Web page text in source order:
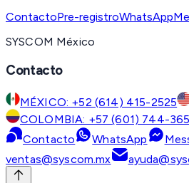
ContactoPre-registroWhatsApp
SYSCOM México
Contacto
MÉXICO: +52 (614) 415-2525
COLOMBIA: +57 (601) 744-
Contacto
WhatsApp
ventas@syscom.mx